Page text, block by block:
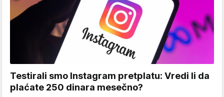
Testirali smo Instagram pretplatu: Vredi li da
plaćate 250 dinara mesečno?